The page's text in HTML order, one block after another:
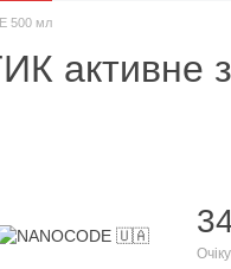
500 мл
активне